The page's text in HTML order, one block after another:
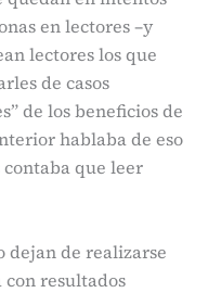
en lectores –y
lectores los que
de casos
de los beneficios de
hablaba de eso
que leer
dejan de realizarse
resultados